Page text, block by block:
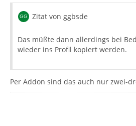
Zitat von ggbsde
Das müßte dann allerdings bei
wieder ins Profil kopiert werden.
Per Addon sind das auch nur zwei-